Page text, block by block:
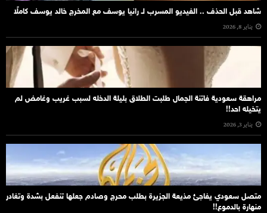
شاهد قبل الحذف .. الفيديو المسرب لـ رانيا يوسف مع المخرج خالد يوسف كاملًا
يناير 8, 2026
مراهقة سعودية فاتنة الجمال طلبت الطلاق بليلة الدخله لسبب غريب وغامض لم
يتخيله احد!!
يناير 3, 2026
متصل سعودي يفاجئ مذيعة الجزيرة بطلب محرج وصادم جعلها تنفعل بشدة وتغادر
منهارة بالدموع!!